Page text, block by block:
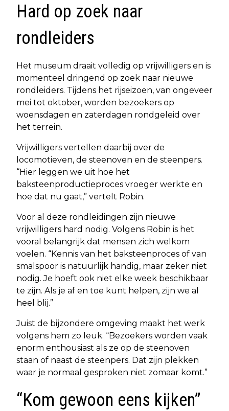
Hard op zoek naar
rondleiders
Het museum draait volledig op vrijwilligers en is
momenteel dringend op zoek naar nieuwe
rondleiders. Tijdens het rijseizoen, van ongeveer
mei tot oktober, worden bezoekers op
woensdagen en zaterdagen rondgeleid over
het terrein.
Vrijwilligers vertellen daarbij over de
locomotieven, de steenoven en de steenpers.
“Hier leggen we uit hoe het
baksteenproductieproces vroeger werkte en
hoe dat nu gaat,” vertelt Robin.
Voor al deze rondleidingen zijn nieuwe
vrijwilligers hard nodig. Volgens Robin is het
vooral belangrijk dat mensen zich welkom
voelen. “Kennis van het baksteenproces of van
smalspoor is natuurlijk handig, maar zeker niet
nodig. Je hoeft ook niet elke week beschikbaar
te zijn. Als je af en toe kunt helpen, zijn we al
heel blij.”
Juist de bijzondere omgeving maakt het werk
volgens hem zo leuk. “Bezoekers worden vaak
enorm enthousiast als ze op de steenoven
staan of naast de steenpers. Dat zijn plekken
waar je normaal gesproken niet zomaar komt.”
“Kom gewoon eens kijken”